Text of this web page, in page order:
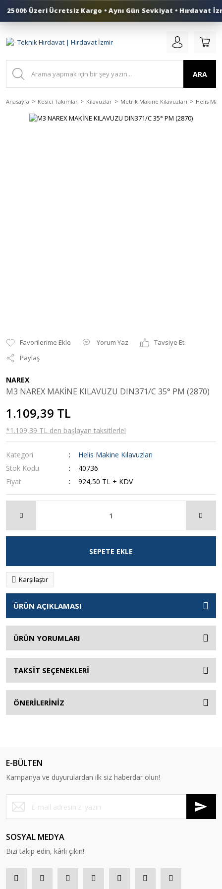
0 (553) 324 41 50
ARA
Anasayfa Kesici Takımlar Kılavuzlar Metrik Makine Kılavuzları Helis
Yorum Yaz
Tavsiye Et
Paylaş
NAREX
M3 NAREX MAKİNE KILAVUZU DIN371/C 35° PM (2870)
1.109,39 TL
*1.109,39 TL den başlayan taksitlerle!
Kategori
Helis Makine Kılavuzları
Stok Kodu
40736
Fiyat
924,50 TL + KDV
SEPETE EKLE
Karşılaştır
ÜRÜN AÇIKLAMASI
ÜRÜN YORUMLARI
TAKSİT SEÇENEKLERİ
ÖNERİLERİNİZ
E-BÜLTEN
Kampanya ve duyurulardan ilk siz haberdar olun!
SOSYAL MEDYA
Bizi takip edin, kârlı çıkın!
Üzeri Ücretsiz Kargo • Aynı Gün Sevkiyat • Hırdavat